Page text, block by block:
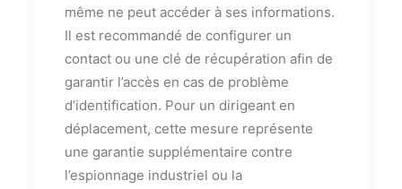
même ne peut accéder à ses informations.
Il est recommandé de configurer un
contact ou une clé de récupération afin de
garantir l’accès en cas de problème
d’identification. Pour un dirigeant en
déplacement, cette mesure représente
une garantie supplémentaire contre
l’espionnage industriel ou la